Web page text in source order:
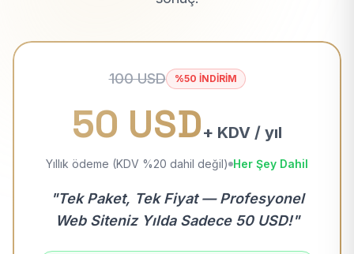
100 USD %50 İNDİRİM
50 USD+ KDV / yıl
Yıllık ödeme (KDV %20 dahil değil) Her Şey Dahil
"Tek Paket, Tek Fiyat — Profesyonel
Web Siteniz Yılda Sadece 50 USD!"